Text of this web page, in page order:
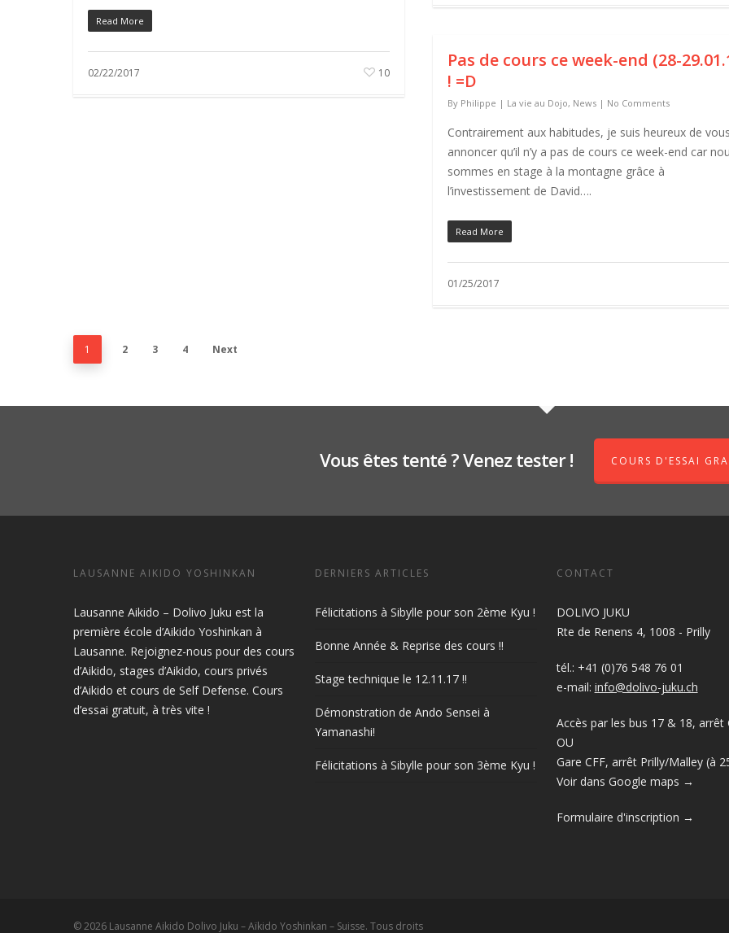
Read More
02/22/2017 10
Pas de cours ce week-end (28-
! =D
By Philippe | La vie au Dojo, News | No Comments
Contrairement aux habitudes, je suis heureux de
annoncer qu’il n’y a pas de cours ce week-end car
sommes en stage à la montagne grâce à
l’investissement de David….
Read More
01/25/2017
1 2 3 4 Next
Vous êtes tenté ? Venez tester ! COURS D'ESSAI
LAUSANNE AIKIDO YOSHINKAN
Lausanne Aikido – Dolivo Juku est la
première école d’Aikido Yoshinkan à
Lausanne. Rejoignez-nous pour des cours
d’Aikido, stages d’Aikido, cours privés
d’Aikido et cours de Self Defense. Cours
d’essai gratuit, à très vite !
DERNIERS ARTICLES
Félicitations à Sibylle pour son 2ème Kyu !
Bonne Année & Reprise des cours !!
Stage technique le 12.11.17 !!
Démonstration de Ando Sensei à
Yamanashi!
Félicitations à Sibylle pour son 3ème Kyu !
CONTACT
DOLIVO JUKU
Rte de Renens 4, 1008 - Prilly
tél.: +41 (0)76 548 76 01
e-mail: info@dolivo-juku.ch
Accès par les bus 17 & 18, arrêt
OU
Gare CFF, arrêt Prilly/Malley (à
Voir dans Google maps →
Formulaire d'inscription →
© 2026 Lausanne Aikido Dolivo Juku – Aïkido Yoshinkan – Suisse. Tous droits